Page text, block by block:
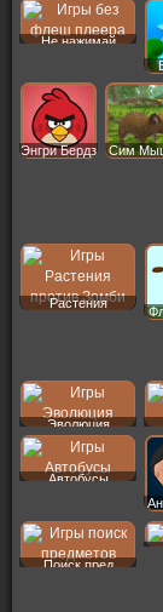
Не нажимай
Энгри Бердз Сим
Растения
Эволюция
Автобусы
Поиск пред